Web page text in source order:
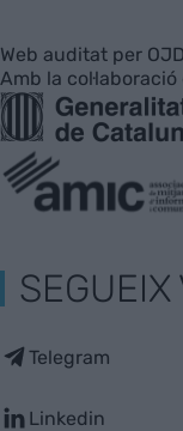
Web auditat per
Amb la col·laboració
Telegram
Linkedin